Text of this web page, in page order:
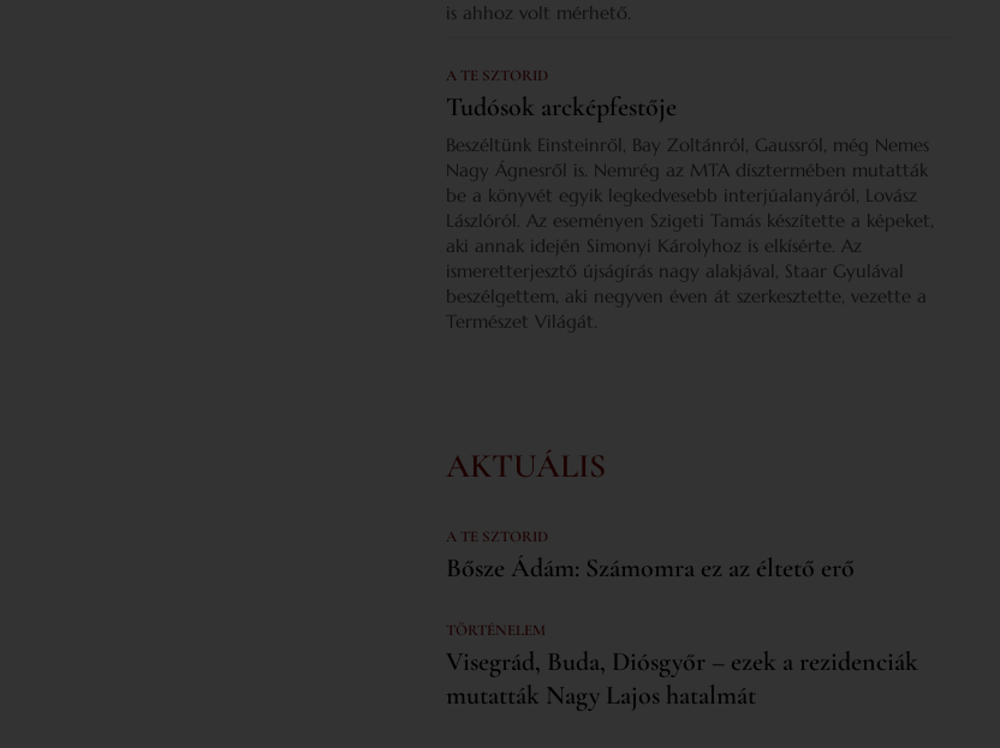
is ahhoz volt mérhető.
A TE SZTORID
Tudósok arcképfestője
Beszéltünk Einsteinről, Bay Zoltánról, Gaussról, még Nemes
Nagy Ágnesről is. Nemrég az MTA dísztermében mutatták
be a könyvét egyik legkedvesebb interjúalanyáról, Lovász
Lászlóról. Az eseményen Szigeti Tamás készítette a képeket,
aki annak idején Simonyi Károlyhoz is elkísérte. Az
ismeretterjesztő újságírás nagy alakjával, Staar Gyulával
beszélgettem, aki negyven éven át szerkesztette, vezette a
Természet Világát.
AKTUÁLIS
A TE SZTORID
Bősze Ádám: Számomra ez az éltető erő
TÖRTÉNELEM
Visegrád, Buda, Diósgyőr – ezek a rezidenciák
mutatták Nagy Lajos hatalmát